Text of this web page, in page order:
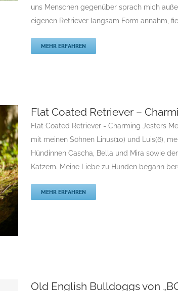
uns Menschen gegenüber sprach mich
eigenen Retriever langsam Form annahm,
MEHR ERFAHREN
Flat Coated Retriever –
Flat Coated Retriever - Charming Jesters
mit meinen Söhnen Linus(10) und Luis(6),
Hündinnen Cascha, Bella und Mira sowie
Katzem. Meine Liebe zu Hunden begann
MEHR ERFAHREN
Old English Bulldoggs von